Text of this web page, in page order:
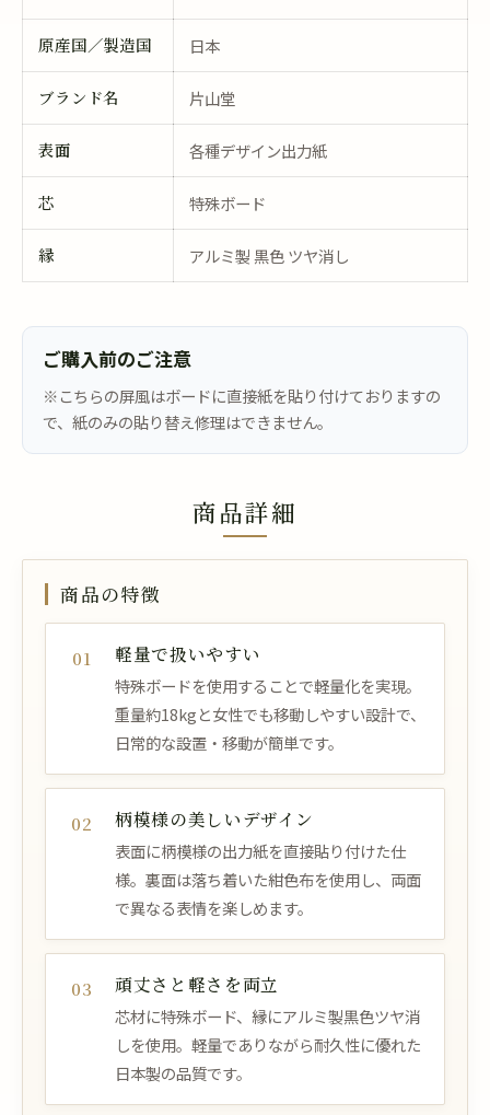
原産国／製造国 日本
ブランド名 片山堂
表面 各種デザイン出力紙
芯 特殊ボード
縁 アルミ製 黒色 ツヤ消し
ご購入前のご注意
※こちらの屏風はボードに直接紙を貼り付けておりますの
で、紙のみの貼り替え修理はできません。
商品詳細
商品の特徴
01 軽量で扱いやすい
特殊ボードを使用することで軽量化を実現。
重量約18kgと女性でも移動しやすい設計で、
日常的な設置・移動が簡単です。
02 柄模様の美しいデザイン
表面に柄模様の出力紙を直接貼り付けた仕
様。裏面は落ち着いた紺色布を使用し、両面
で異なる表情を楽しめます。
03 頑丈さと軽さを両立
芯材に特殊ボード、縁にアルミ製黒色ツヤ消
しを使用。軽量でありながら耐久性に優れた
日本製の品質です。